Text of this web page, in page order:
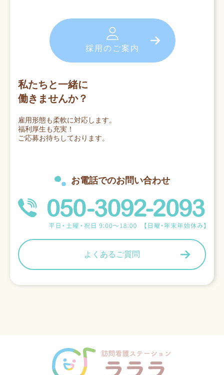
採用のご案内
私たちと一緒に
働きませんか？
雇用形態も柔軟に対応します。
福利厚生も充実！
ご応募お待ちしております。
お電話でのお問い合わせ
よくあるご質問